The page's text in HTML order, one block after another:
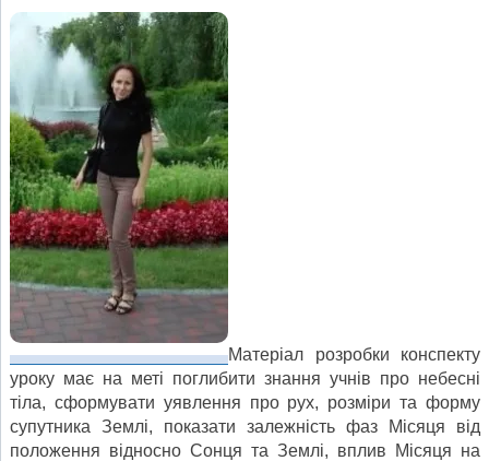
Матеріал розробки конспекту
уроку має на меті поглибити знання учнів про небесні
тіла, сформувати уявлення про рух, розміри та форму
супутника Землі, показати залежність фаз Місяця від
положення відносно Сонця та Землі, вплив Місяця на